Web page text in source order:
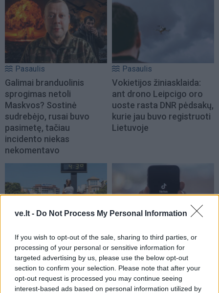
ve.lt - Do Not Process My Personal Information
If you wish to opt-out of the sale, sharing to third parties, or
processing of your personal or sensitive information for
targeted advertising by us, please use the below opt-out
section to confirm your selection. Please note that after your
opt-out request is processed you may continue seeing
interest-based ads based on personal information utilized by
Pasaulis
Galimai branduolinis
sprogimas netoli
Maskvos? Sostinė
sudrebėjo, rusai buvo
pasimetę, tačiau
incidento niekas
nekomentavo
Pasaulis
Vokietijos žiniasklaida:
ant drono Leipcigo oro
uoste rasta DNR pėdsakų,
kurie jau buvo registruoti
Lietuvoje
Pasaulis
Europa ruošiasi dar vienai
vasaros karščio bangai
Pasaulis
„TikToke“ prisižiūrėję
melagienų, Transilvanijos
kaimo gyventojai užpuolė
medikų automobilį